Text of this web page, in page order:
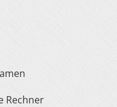
Rechner